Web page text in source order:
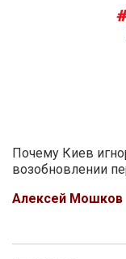
Почему Киев
возобновлении
Алексей Мошков